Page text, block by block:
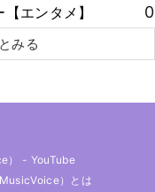
エンタメ】 0
みる
） - YouTube
）とは